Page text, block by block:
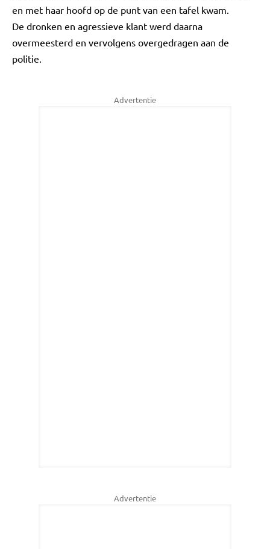
en met haar hoofd op de punt van een tafel kwam.
De dronken en agressieve klant werd daarna
overmeesterd en vervolgens overgedragen aan de
politie.
Advertentie
Advertentie